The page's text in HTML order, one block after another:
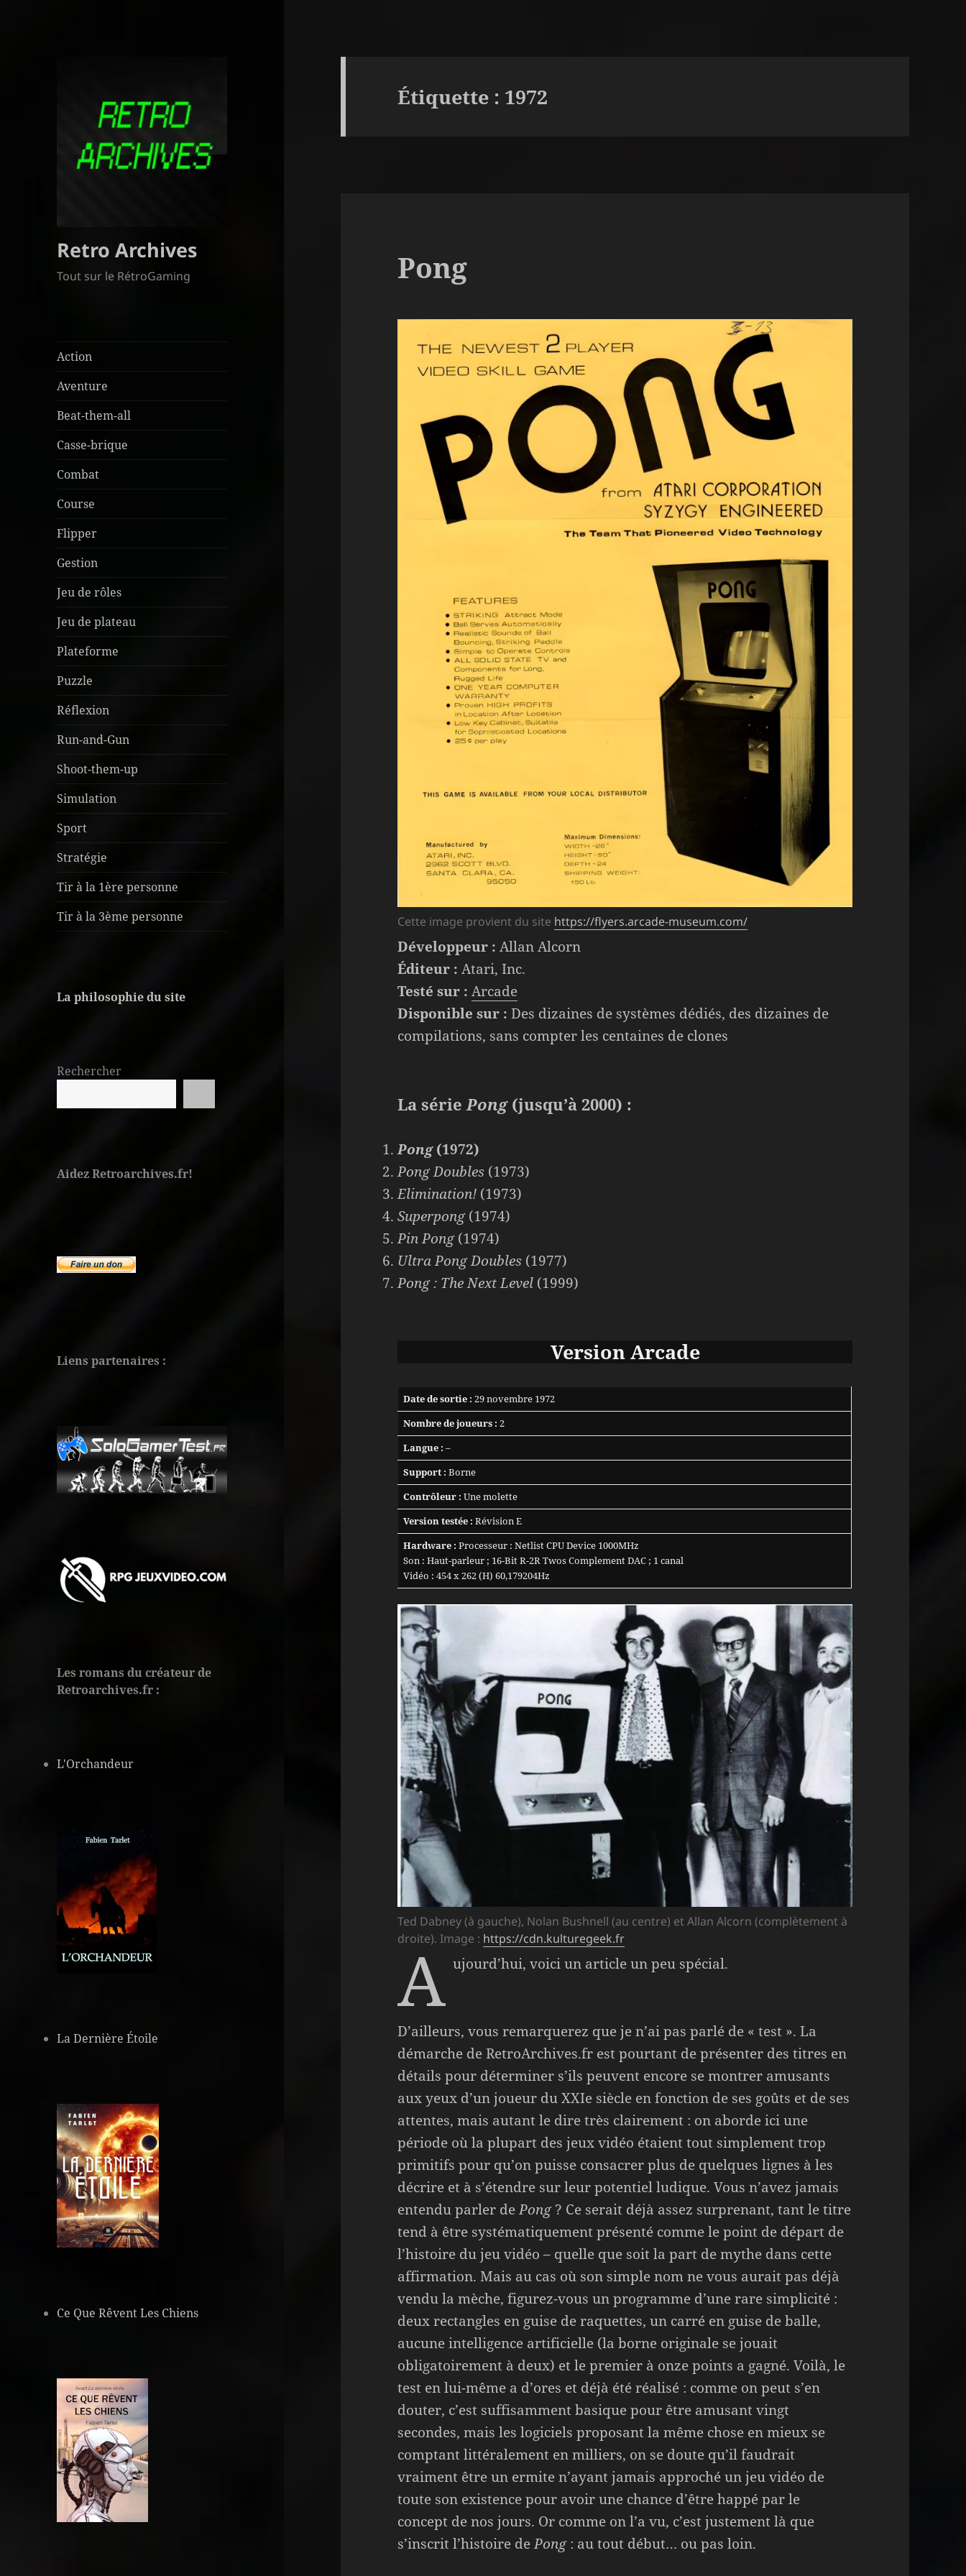
Retro Archives
Tout sur le RétroGaming
Action
Aventure
Beat-them-all
Casse-brique
Combat
Course
Flipper
Gestion
Jeu de rôles
Jeu de plateau
Plateforme
Puzzle
Réflexion
Run-and-Gun
Shoot-them-up
Simulation
Sport
Stratégie
Tir à la 1ère personne
Tir à la 3ème personne
La philosophie du site
Rechercher
Aidez Retroarchives.fr!
Liens partenaires :
Les romans du créateur de
Retroarchives.fr :
L'Orchandeur
La Dernière Étoile
Ce Que Rêvent Les Chiens
Étiquette : 1972
Pong
Cette image provient du site https://flyers.arcade-museum.com/
Développeur : Allan Alcorn
Éditeur : Atari, Inc.
Testé sur : Arcade
Disponible sur : Des dizaines de systèmes dédiés, des dizaines de
compilations, sans compter les centaines de clones
La sériePong(jusqu’à 2000) :
Pong(1972)
Pong Doubles (1973)
Elimination! (1973)
Superpong(1974)
Pin Pong(1974)
Ultra Pong Doubles (1977)
Pong : The Next Level (1999)
Version Arcade
Date de sortie : 29 novembre 1972
Nombre de joueurs : 2
Langue : –
Support : Borne
Contrôleur : Une molette
Version testée : Révision E
Hardware : Processeur : Netlist CPU Device 1000MHz
Son : Haut-parleur ; 16-Bit R-2R Twos Complement DAC ; 1 canal
Vidéo : 454 x 262 (H) 60,179204Hz
Ted Dabney (à gauche), Nolan Bushnell (au centre) et Allan Alcorn (complètement à
droite). Image : https://cdn.kulturegeek.fr
A ujourd’hui, voici un article un peu spécial.
D’ailleurs, vous remarquerez que je n’ai pas parlé de « test ». La
démarche de RetroArchives.fr est pourtant de présenter des titres en
détails pour déterminer s’ils peuvent encore se montrer amusants
aux yeux d’un joueur du XXIe siècle en fonction de ses goûts et de ses
attentes, mais autant le dire très clairement : on aborde ici une
période où la plupart des jeux vidéo étaient tout simplement trop
primitifs pour qu’on puisse consacrer plus de quelques lignes à les
décrire et à s’étendre sur leur potentiel ludique. Vous n’avez jamais
entendu parler dePong? Ce serait déjà assez surprenant, tant le titre
tend à être systématiquement présenté comme le point de départ de
l’histoire du jeu vidéo – quelle que soit la part de mythe dans cette
affirmation. Mais au cas où son simple nom ne vous aurait pas déjà
vendu la mèche, figurez-vous un programme d’une rare simplicité :
deux rectangles en guise de raquettes, un carré en guise de balle,
aucune intelligence artificielle (la borne originale se jouait
obligatoirement à deux) et le premier à onze points a gagné. Voilà, le
test en lui-même a d’ores et déjà été réalisé : comme on peut s’en
douter, c’est suffisamment basique pour être amusant vingt
secondes, mais les logiciels proposant la même chose en mieux se
comptant littéralement en milliers, on se doute qu’il faudrait
vraiment être un ermite n’ayant jamais approché un jeu vidéo de
toute son existence pour avoir une chance d’être happé par le
concept de nos jours. Or comme on l’a vu, c’est justement là que
s’inscrit l’histoire dePong: au tout début… ou pas loin.